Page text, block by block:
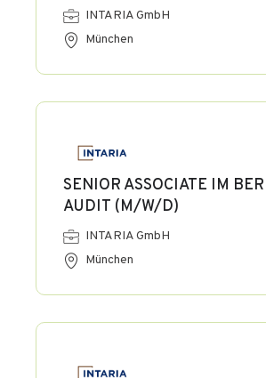
INTARIA GmbH
München
SENIOR ASSOCIATE IM
AUDIT (M/W/D)
INTARIA GmbH
München